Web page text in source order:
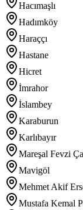
Hacımaşlı
Hadımköy
Haraççı
Hastane
Hicret
İmrahor
İslambey
Karaburun
Karlıbayır
Mareşal Fevzi
Mavigöl
Mehmet Akif
Mustafa Kemal